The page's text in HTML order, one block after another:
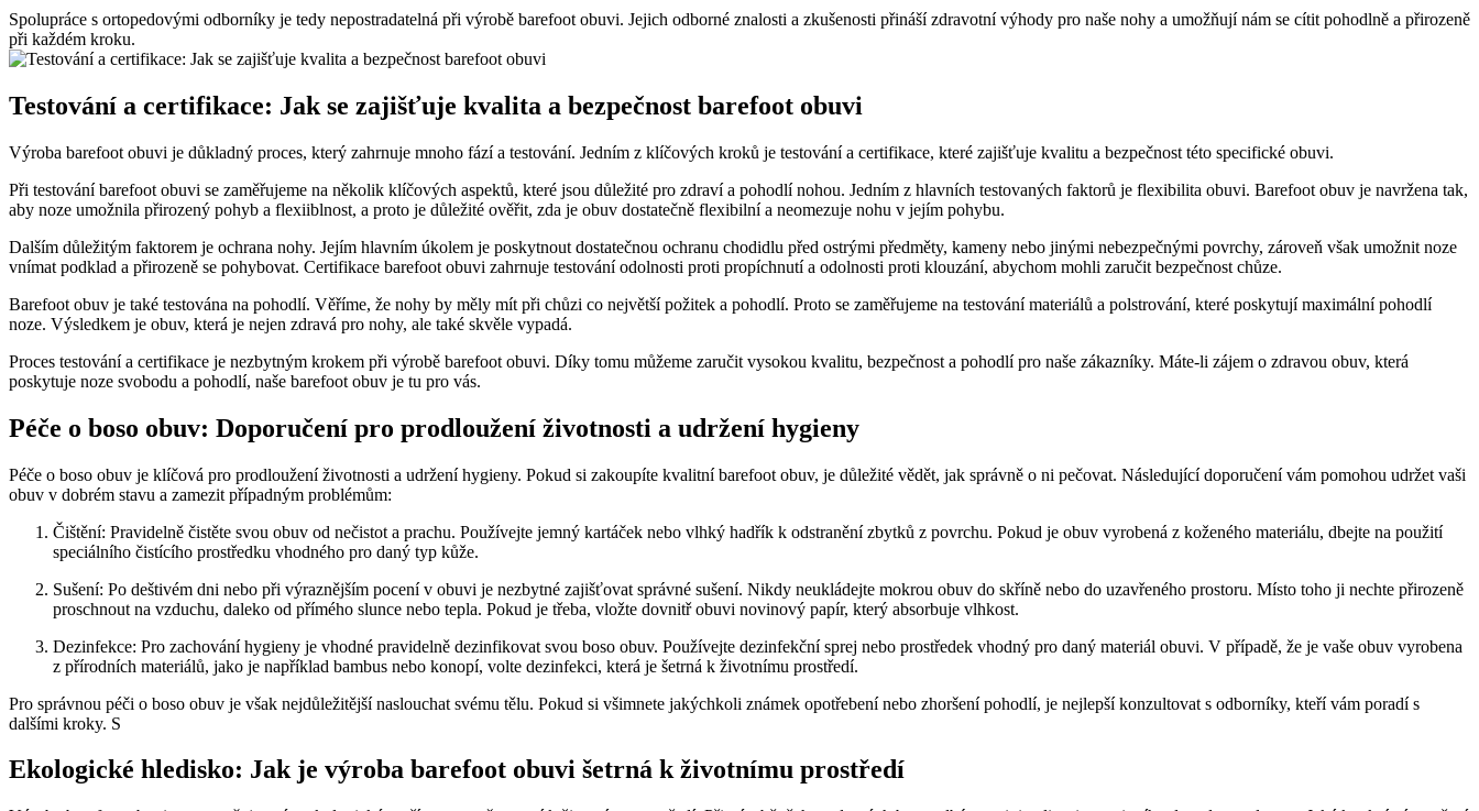
Spolupráce s ortopedovými odborníky je tedy nepostradatelná při výrobě barefoot obuvi. Jejich odborné znalosti a zkušenosti přináší zdravotní výhody pro naše nohy a umožňují nám se cítit pohodlně a přirozeně
při každém kroku.
Testování a certifikace: Jak se zajišťuje kvalita a bezpečnost barefoot obuvi
Výroba barefoot obuvi je důkladný proces, který zahrnuje mnoho fází a testování. Jedním z klíčových kroků je testování a certifikace, které zajišťuje kvalitu a bezpečnost této specifické obuvi.
Při testování barefoot obuvi se zaměřujeme na několik klíčových aspektů, které jsou důležité pro zdraví a pohodlí nohou. Jedním z hlavních testovaných faktorů je flexibilita obuvi. Barefoot obuv je navržena tak,
aby noze umožnila přirozený pohyb a flexiiblnost, a proto je důležité ověřit, zda je obuv dostatečně flexibilní a neomezuje nohu v jejím pohybu.
Dalším důležitým faktorem je ochrana nohy. Jejím hlavním úkolem je poskytnout dostatečnou ochranu chodidlu před ostrými předměty, kameny nebo jinými nebezpečnými povrchy, zároveň však umožnit noze
vnímat podklad a přirozeně se pohybovat. Certifikace barefoot obuvi zahrnuje testování odolnosti proti propíchnutí a odolnosti proti klouzání, abychom mohli zaručit bezpečnost chůze.
Barefoot obuv je také testována na pohodlí. Věříme, že nohy by měly mít při chůzi co největší požitek a pohodlí. Proto se zaměřujeme na testování materiálů a polstrování, které poskytují maximální pohodlí
noze. Výsledkem je obuv, která je nejen zdravá pro nohy, ale také skvěle vypadá.
Proces testování a certifikace je nezbytným krokem při výrobě barefoot obuvi. Díky tomu můžeme zaručit vysokou kvalitu, bezpečnost a pohodlí pro naše zákazníky. Máte-li zájem o zdravou obuv, která
poskytuje noze svobodu a pohodlí, naše barefoot obuv je tu pro vás.
Péče o boso obuv: Doporučení pro prodloužení životnosti a udržení hygieny
Péče o boso obuv je klíčová pro prodloužení životnosti a udržení hygieny. Pokud si zakoupíte kvalitní barefoot obuv, je důležité vědět, jak správně o ni pečovat. Následující doporučení vám pomohou udržet vaši
obuv v dobrém stavu a zamezit případným problémům:
Čištění: Pravidelně čistěte svou obuv od nečistot a prachu. Používejte jemný kartáček nebo vlhký hadřík k odstranění zbytků z povrchu. Pokud je obuv vyrobená z koženého materiálu, dbejte na použití
speciálního čistícího prostředku vhodného pro daný typ kůže.
Sušení: Po deštivém dni nebo při výraznějším pocení v obuvi je nezbytné zajišťovat správné sušení. Nikdy neukládejte mokrou obuv do skříně nebo do uzavřeného prostoru. Místo toho ji nechte přirozeně
proschnout na vzduchu, daleko od přímého slunce nebo tepla. Pokud je třeba, vložte dovnitř obuvi novinový papír, který absorbuje vlhkost.
Dezinfekce: Pro zachování hygieny je vhodné pravidelně dezinfikovat svou boso obuv. Používejte dezinfekční sprej nebo prostředek vhodný pro daný materiál obuvi. V případě, že je vaše obuv vyrobena
z přírodních materiálů, jako je například bambus nebo konopí, volte dezinfekci, která je šetrná k životnímu prostředí.
Pro správnou péči o boso obuv je však nejdůležitější naslouchat svému tělu. Pokud si všimnete jakýchkoli známek opotřebení nebo zhoršení pohodlí, je nejlepší konzultovat s odborníky, kteří vám poradí s
dalšími kroky. S
Ekologické hledisko: Jak je výroba barefoot obuvi šetrná k životnímu prostředí